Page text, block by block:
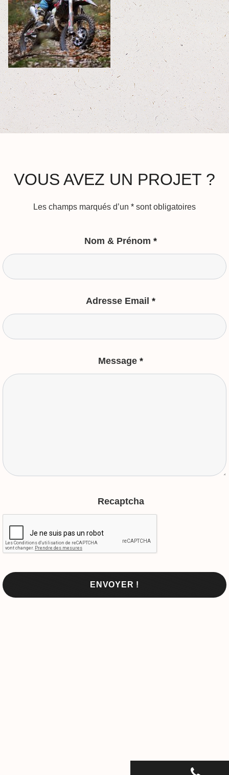
VOUS AVEZ UN PROJET ?
Les champs marqués d’un * sont obligatoires
Nom & Prénom *
Adresse Email *
Message *
Recaptcha